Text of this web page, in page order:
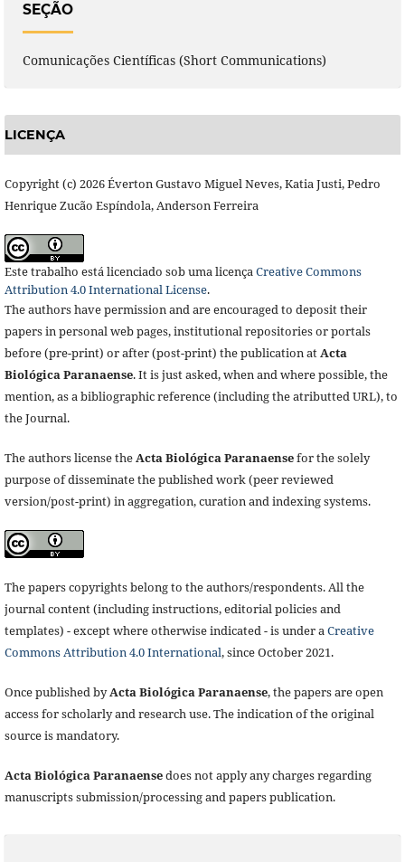
SEÇÃO
Comunicações Científicas (Short Communications)
LICENÇA
Copyright (c) 2026 Éverton Gustavo Miguel Neves, Katia Justi, Pedro
Henrique Zucão Espíndola, Anderson Ferreira
Este trabalho está licenciado sob uma licençaCreative Commons
Attribution 4.0 International License.
The authors have permission and are encouraged to deposit their
papers in personal web pages, institutional repositories or portals
before (pre-print) or after (post-print) the publication atActa
Biológica Paranaense. It is just asked, when and where possible, the
mention, as a bibliographic reference (including the atributted URL), to
the Journal.
The authors license theActa Biológica Paranaensefor the solely
purpose of disseminate the published work (peer reviewed
version/post-print) in aggregation, curation and indexing systems.
The papers copyrights belong to the authors/respondents. All the
journal content (including instructions, editorial policies and
templates) - except where otherwise indicated - is under aCreative
Commons Attribution 4.0 International, since October 2021.
Once published byActa Biológica Paranaense, the papers are open
access for scholarly and research use. The indication of the original
source is mandatory.
Acta Biológica Paranaensedoes not apply any charges regarding
manuscripts submission/processing and papers publication.